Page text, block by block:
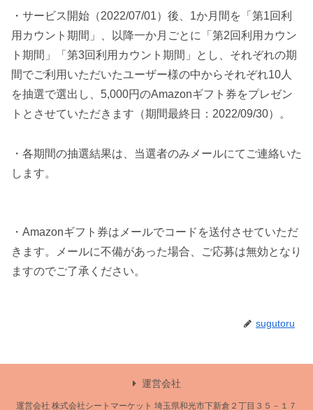
・サービス開始（2022/07/01）後、1か月間を「第1回利
用カウント期間」、以降一か月ごとに「第2回利用カウン
ト期間」「第3回利用カウント期間」とし、それぞれの期
間でご利用いただいたユーザー様の中からそれぞれ10人
を抽選で選出し、5,000円のAmazonギフト券をプレゼン
トとさせていただきます（期間最終日：2022/09/30）。
・各期間の抽選結果は、当選者のみメールにてご連絡いた
します。
・Amazonギフト券はメールでコードを送付させていただ
きます。メールに不備があった場合、ご応募は無効となり
ますのでご了承ください。
sugutoru
運営会社
運営会社 株式会社シートマーケット 埼玉県和光市下新倉２丁目３５－１７